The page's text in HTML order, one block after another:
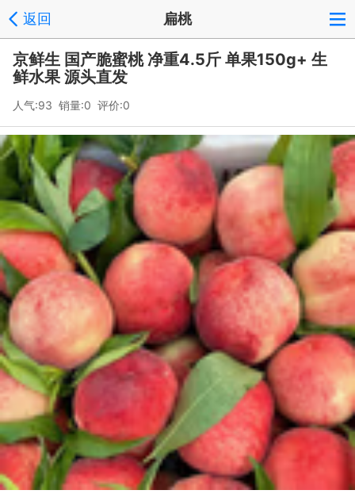
返回 扁桃
京鲜生 国产脆蜜桃 净重4.5斤 单果150g+ 生
鲜水果 源头直发
人气:93 销量:0 评价:0